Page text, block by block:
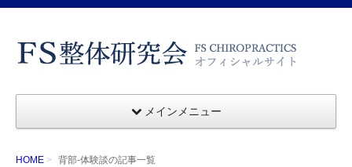
メインメニュー
HOME 背部-体験談の記事一覧